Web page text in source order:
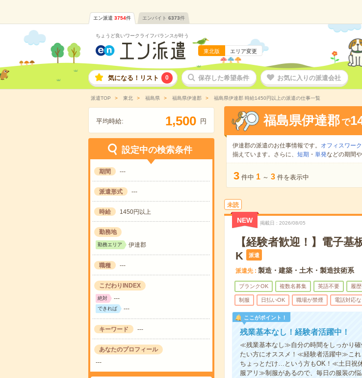
エン派遣 3754件 エンバイト 6373件
ちょうど良いワークライフバランスが叶う
東北版 エリア変更
気になる！リスト 0 保存した希望条件 お気に入りの派遣会社
派遣TOP 東北 福島県 福島県伊達郡 福島県伊達郡 時給1450円以上の派遣の仕事一覧
平均時給: 1,500 円
設定中の検索条件
期間 ---
派遣形式 ---
時給 1450円以上
勤務地
勤務エリア 伊達郡
職種 ---
こだわりINDEX
絶対 ---
できれば ---
キーワード ---
あなたのプロフィール
---
福島県伊達郡 で
伊達郡の派遣のお仕事情報です。 オフィスワー
揃えています。さらに、 短期 ・ 単発などの期間や
3 件中 1 ～ 3 件を表示中
未読
NEW 掲載日 2026/08/05
【経験者歓迎！】電子
K
派遣
派遣先 製造・建築・土木・製造技術系
ブランクOK 複数名募集 英語不要 履
制服 日払いOK 職場が禁煙 電話対応な
ここがポイント！
残業基本なし！経験者活躍中！
≪残業基本なし≫自分の時間をしっかり確
たい方にオススメ！≪経験者活躍中≫これ
ちょっとだけ…という方もOK！≪土日祝
服アリ≫制服があるので、毎日の服装の